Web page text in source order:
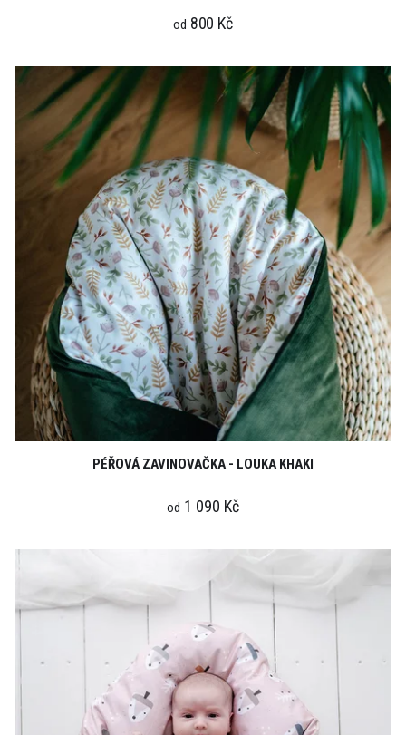
od 800 Kč
PÉŘOVÁ ZAVINOVAČKA - LOUKA KHAKI
od 1 090 Kč